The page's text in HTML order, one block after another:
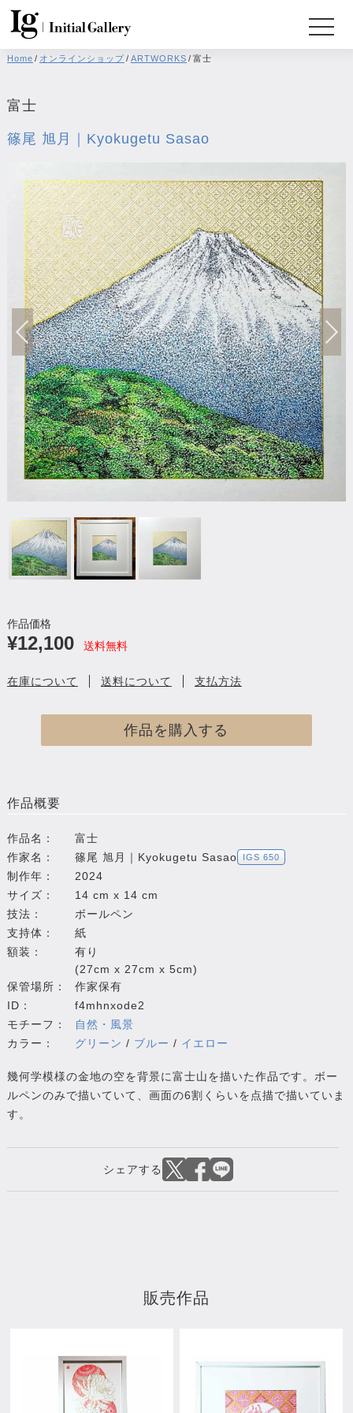
Home / オンラインショップ/ ARTWORKS / 富士
富士
篠尾 旭月｜Kyokugetu Sasao
作品価格
¥12,100 送料無料
作品を購入する
在庫について 送料について 支払方法
作品概要
作品名：
富士
作家名：
篠尾 旭月｜Kyokugetu Sasao IGS 650
制作年：
2024
サイズ：
14 cm x 14 cm
技法：
ボールペン
支持体：
紙
額装：
有り
(27cm x 27cm x 5cm)
保管場所：
作家保有
ID：
f4mhnxode2
モチーフ：
自然・風景
カラー：
グリーン / ブルー / イエロー
幾何学模様の金地の空を背景に富士山を描いた作品です。ボー
ルペンのみで描いていて、画面の6割くらいを点描で描いていま
す。
販売作品